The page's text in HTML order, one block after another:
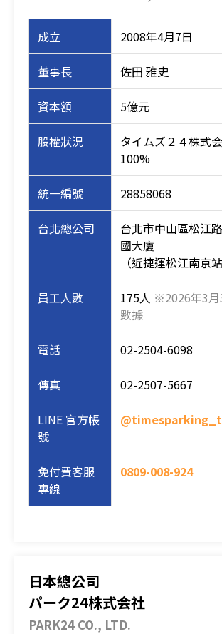
成立 2008年4月7日
董事長 佐田 雅史
資本額 5億元
股權狀況
タイムズ２４株式
100%
統一編號 28858068
台北總公司
台北市中山區松江
國大廈
（近捷運松江南京站
員工人數 175人 ※2026年3月
數據
電話 02-2504-6098
傳真 02-2507-5667
LINE 官方帳
號
免付費客服
專線
0809-008-924
日本總公司
パーク24株式会社
PARK24 CO., LTD.